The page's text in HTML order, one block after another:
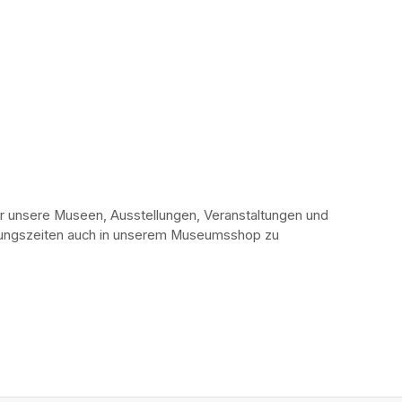
Museen, Ausstellungen, Veranstaltungen und
auch in unserem Museumsshop zu